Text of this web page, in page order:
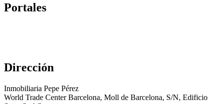
Portales
Dirección
Inmobiliaria Pepe Pérez
World Trade Center Barcelona, Moll de Barcelona, S/N, Edificio